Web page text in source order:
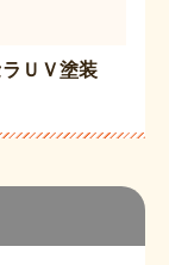
ＵＶ塗装